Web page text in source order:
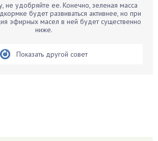
не удобряйте ее. Конечно, зеленая масса
будет развиваться активнее, но при
эфирных масел в ней будет существенно
ниже.
Показать другой совет